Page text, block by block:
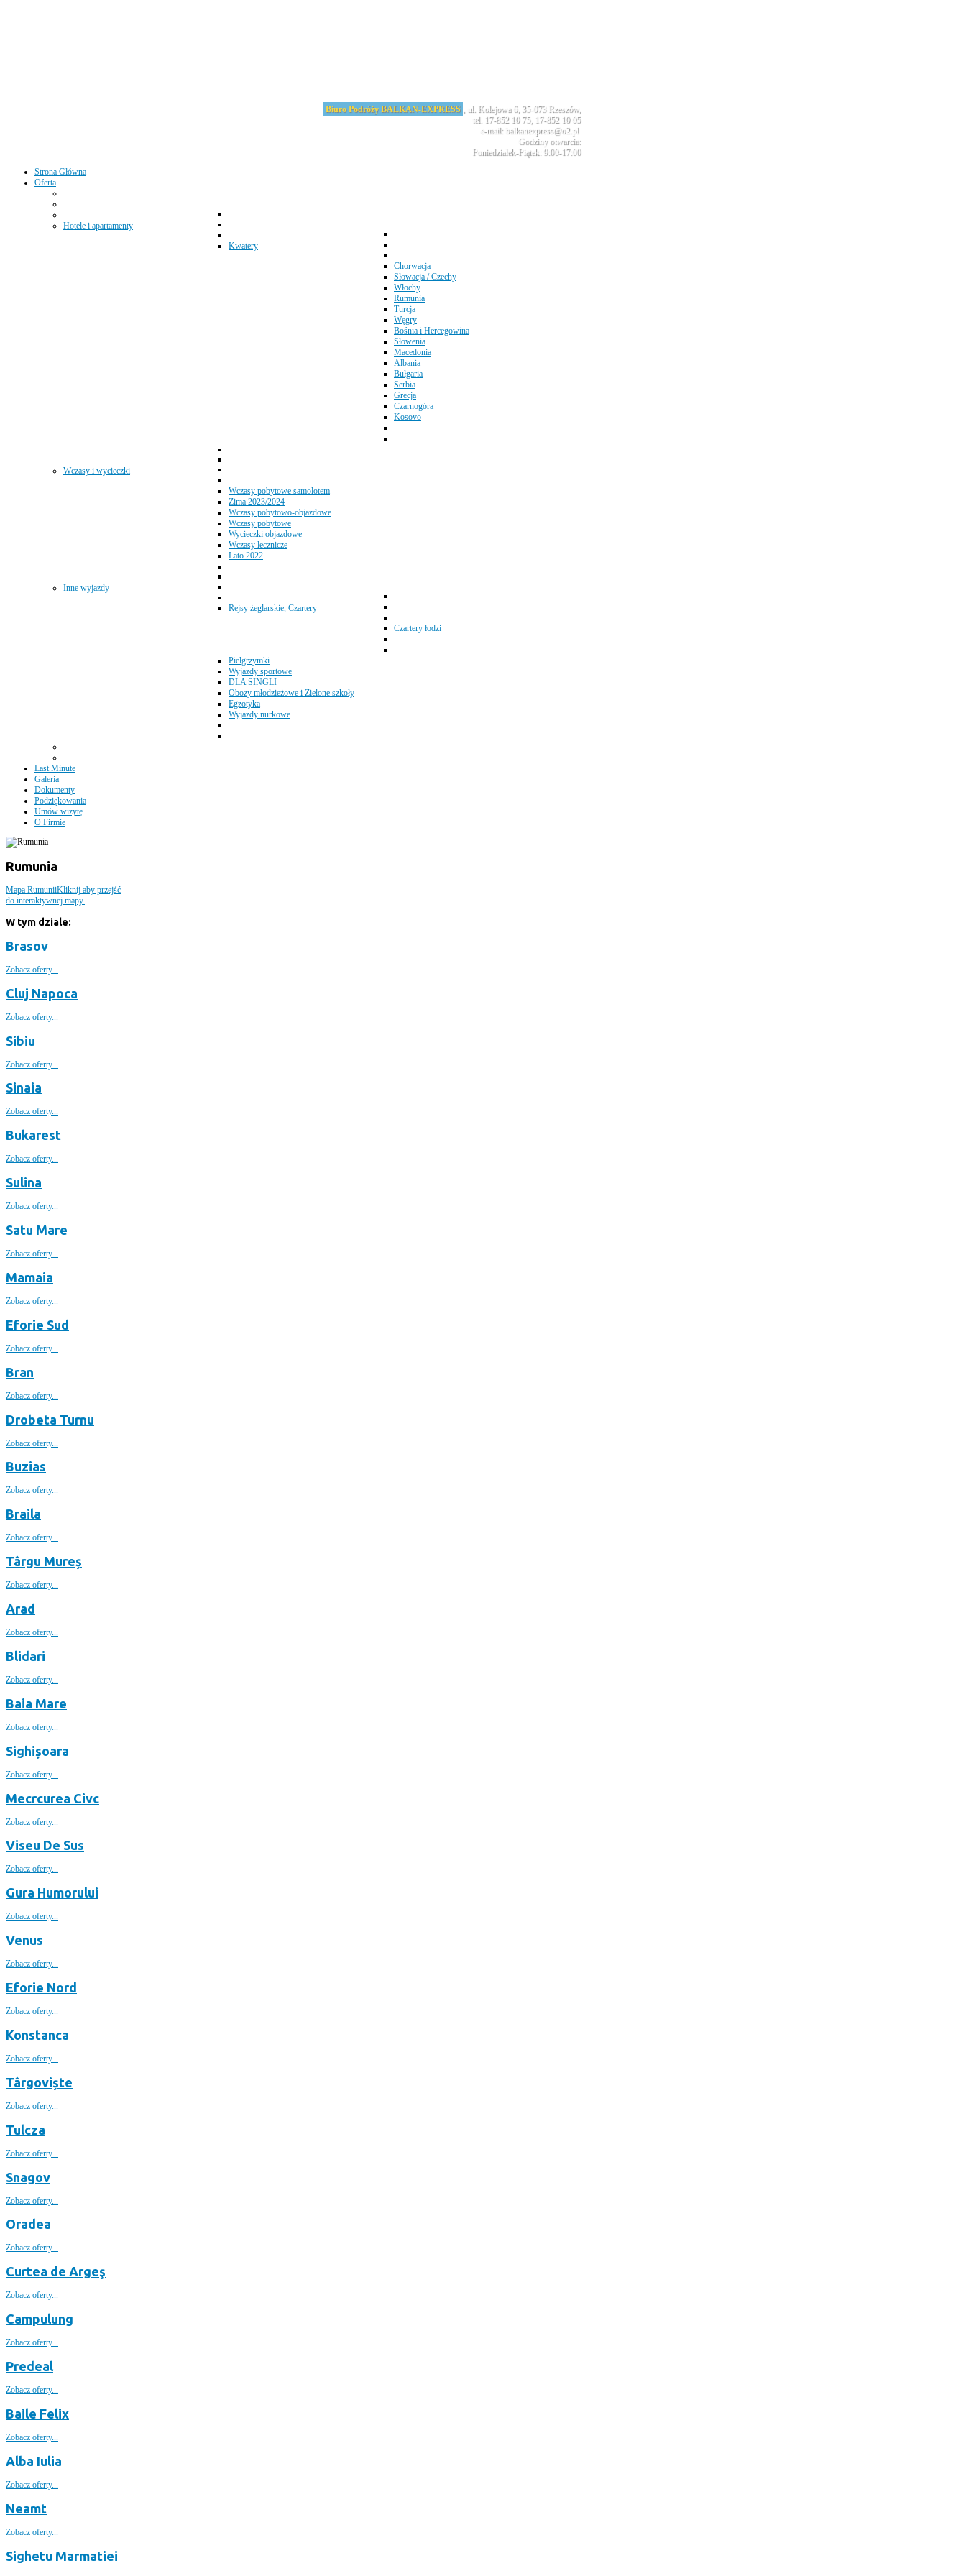
Biuro Podróży BALKAN-EXPRESS
, ul. Kolejowa 6, 35-073 Rzeszów,
tel. 17-852 10 75, 17-852 10 05
e-mail: balkanexpress@o2.pl
Godziny otwarcia:
Poniedziałek-Piątek: 9:00-17:00
Strona Główna
Oferta
Hotele i apartamenty
Kwatery
Chorwacja
Słowacja / Czechy
Włochy
Rumunia
Turcja
Węgry
Bośnia i Hercegowina
Słowenia
Macedonia
Albania
Bułgaria
Serbia
Grecja
Czarnogóra
Kosovo
Wczasy i wycieczki
Wczasy pobytowe samolotem
Zima 2023/2024
Wczasy pobytowo-objazdowe
Wczasy pobytowe
Wycieczki objazdowe
Wczasy lecznicze
Lato 2022
Inne wyjazdy
Rejsy żeglarskie, Czartery
Czartery łodzi
Pielgrzymki
Wyjazdy sportowe
DLA SINGLI
Obozy młodzieżowe i Zielone szkoły
Egzotyka
Wyjazdy nurkowe
Last Minute
Galeria
Dokumenty
Podziękowania
Umów wizytę
O Firmie
Rumunia
Mapa RumuniiKliknij aby przejść
do interaktywnej mapy.
W tym dziale:
Brasov
Zobacz oferty...
Cluj Napoca
Zobacz oferty...
Sibiu
Zobacz oferty...
Sinaia
Zobacz oferty...
Bukarest
Zobacz oferty...
Sulina
Zobacz oferty...
Satu Mare
Zobacz oferty...
Mamaia
Zobacz oferty...
Eforie Sud
Zobacz oferty...
Bran
Zobacz oferty...
Drobeta Turnu
Zobacz oferty...
Buzias
Zobacz oferty...
Braila
Zobacz oferty...
Târgu Mureș
Zobacz oferty...
Arad
Zobacz oferty...
Blidari
Zobacz oferty...
Baia Mare
Zobacz oferty...
Sighișoara
Zobacz oferty...
Mecrcurea Civc
Zobacz oferty...
Viseu De Sus
Zobacz oferty...
Gura Humorului
Zobacz oferty...
Venus
Zobacz oferty...
Eforie Nord
Zobacz oferty...
Konstanca
Zobacz oferty...
Târgoviște
Zobacz oferty...
Tulcza
Zobacz oferty...
Snagov
Zobacz oferty...
Oradea
Zobacz oferty...
Curtea de Argeş
Zobacz oferty...
Campulung
Zobacz oferty...
Predeal
Zobacz oferty...
Baile Felix
Zobacz oferty...
Alba Iulia
Zobacz oferty...
Neamt
Zobacz oferty...
Sighetu Marmatiei